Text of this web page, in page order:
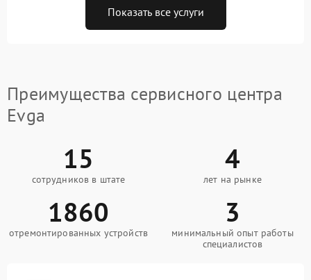
Показать все услуги
Преимущества сервисного центра
Evga
15
сотрудников в штате
4
лет на рынке
1860
отремонтированных устройств
3
минимальный опыт работы
специалистов